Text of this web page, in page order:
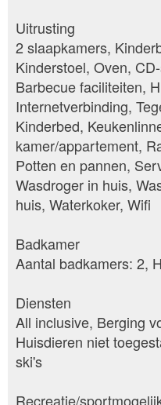
Uitrusting
2 slaapkamers,
Kinderstoel, Oven,
Barbecue faciliteiten,
Internetverbinding,
Kinderbed,
kamer/appartement,
Potten en pannen,
Wasdroger in huis,
huis, Waterkoker, Wifi
Badkamer
Aantal badkamers: 2,
Diensten
All inclusive, Berging
Huisdieren niet
ski's
Recreatie/